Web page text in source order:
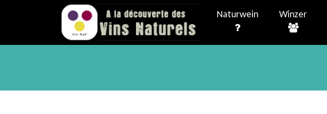
Naturwein Winzer